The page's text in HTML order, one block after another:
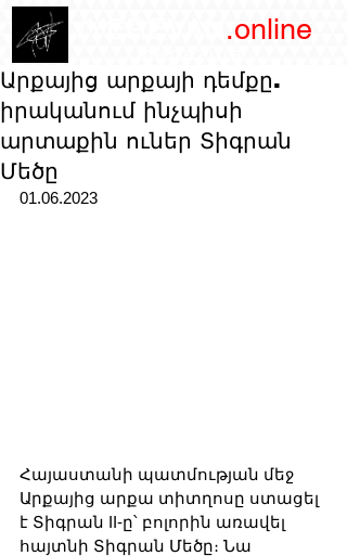
.online
Արքայից արքայի դեմքը.
իրականում ինչպիսի
արտաքին ուներ Տիգրան
Մեծը
01.06.2023
Հայաստանի պատմության մեջ
Արքայից արքա տիտղոսը ստացել
է Տիգրան II-ը՝ բոլորին առավել
հայտնի Տիգրան Մեծը։ Նա